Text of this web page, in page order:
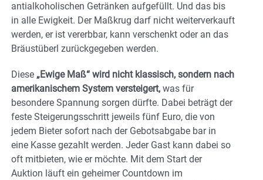
antialkoholischen Getränken aufgefüllt. Und das bis
in alle Ewigkeit. Der Maßkrug darf nicht weiterverkauft
werden, er ist vererbbar, kann verschenkt oder an das
Bräustüberl zurückgegeben werden.
Diese „Ewige Maß“ wird nicht klassisch, sondern nach
amerikanischem System versteigert, was für
besondere Spannung sorgen dürfte. Dabei beträgt der
feste Steigerungsschritt jeweils fünf Euro, die von
jedem Bieter sofort nach der Gebotsabgabe bar in
eine Kasse gezahlt werden. Jeder Gast kann dabei so
oft mitbieten, wie er möchte. Mit dem Start der
Auktion läuft ein geheimer Countdown im